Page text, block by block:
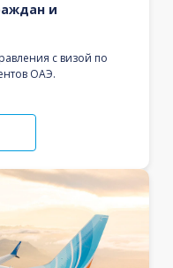
и
с визой по
ОАЭ.